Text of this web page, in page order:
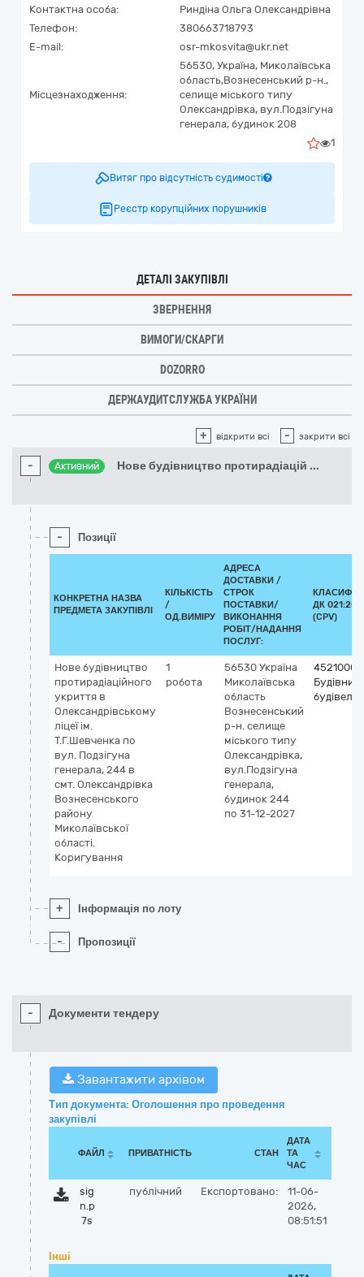
Контактна особа:
Риндіна Ольга Олександрівна
Телефон:
380663718793
E-mail:
osr-mkosvita@ukr.net
Місцезнаходження:
56530, Україна, Миколаївська
область,Вознесенський р-н.,
селище міського типу
Олександрівка, вул.Подзігуна
генерала, будинок 208
1
Витяг про відсутність судимості
Реєстр корупційних порушників
ДЕТАЛІ ЗАКУПІВЛІ
ЗВЕРНЕННЯ
ВИМОГИ/СКАРГИ
DOZORRO
ДЕРЖАУДИТСЛУЖБА УКРАЇНИ
+ відкрити всі - закрити всі
- Активний Нове будівництво протирадіацій ...
- Позиції
КОНКРЕТНА НАЗВА
ПРЕДМЕТА ЗАКУПІВЛІ
КІЛЬКІСТЬ
/
ОД.ВИМІРУ
АДРЕСА
ДОСТАВКИ /
СТРОК
ПОСТАВКИ/
ВИКОНАННЯ
РОБІТ/НАДАННЯ
ПОСЛУГ:
ДК
(CPV)
Нове будівництво
протирадіаційного
укриття в
Олександрівському
ліцеї ім.
Т.Г.Шевченка по
вул. Подзігуна
генерала, 244 в
смт. Олександрівка
Вознесенського
району
Миколаївської
області.
Коригування
1
робота
56530 Україна
Миколаївська
область
Вознесенський
р-н. селище
міського типу
Олександрівка,
вул.Подзігуна
генерала,
будинок 244
по 31-12-2027
будівель
+ Інформація по лоту
- Пропозиції
- Документи тендеру
Завантажити архівом
Тип документа: Оголошення про проведення
закупівлі
ФАЙЛ ПРИВАТНІСТЬ СТАН
ДАТА
ТА
ЧАС
sig
n.p
7s
публічний Експортовано:
11-06-
2026,
08:51:51
Інші